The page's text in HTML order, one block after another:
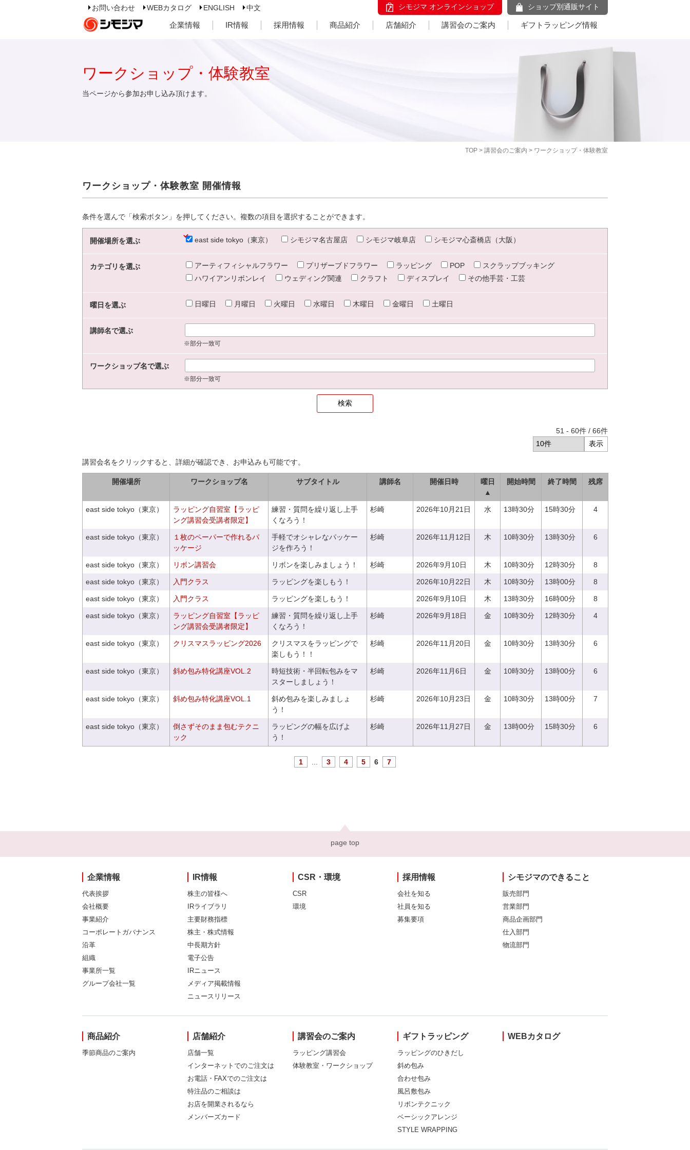
お問い合わせ WEBカタログ ENGLISH 中文 シモジマ オンラインショップ ショップ別通販サイト
企業情報 IR情報 採用情報 商品紹介 店舗紹介 講習会のご案内 ギフトラッピング情報
TOP > 講習会のご案内 > ワークショップ・体験教室
ワークショップ・体験教室
当ページから参加お申し込み頂けます。
ワークショップ・体験教室 開催情報
条件を選んで「検索ボタン」を押してください。複数の項目を選択することができます。
開催場所を選ぶ east side tokyo（東京） シモジマ名古屋店 シモジマ岐阜店 シモジマ心斎橋店（大阪）
カテゴリを選ぶ アーティフィシャルフラワー プリザーブドフラワー ラッピング POP
スクラップブッキング
ハワイアンリボンレイ
ウェディング関連 クラフト ディスプレイ その他手芸・工芸
曜日を選ぶ 日曜日 月曜日 火曜日 水曜日 木曜日 金曜日 土曜日
講師名で選ぶ
※部分一致可
ワークショップ名で選ぶ
※部分一致可
51 - 60件 / 66件
講習会名をクリックすると、詳細が確認でき、お申込みも可能です。
開催場所 ワークショップ名 サブタイトル 講師名 開催日時
曜日
▲
開始時間 終了時間 残席
east side tokyo（東京）
ラッピング自習室【ラッピ
ング講習会受講者限定】
練習・質問を繰り返し上手
くなろう！
杉崎 2026年10月21日 水 13時30分 15時30分 4
east side tokyo（東京）
１枚のペーパーで作れるパ
ッケージ
手軽でオシャレなパッケー
ジを作ろう！
杉崎 2026年11月12日 木 10時30分 13時30分 6
east side tokyo（東京） リボン講習会 リボンを楽しみましょう！ 杉崎 2026年9月10日 木 10時30分 12時30分 8
east side tokyo（東京） 入門クラス ラッピングを楽しもう！ 2026年10月22日 木 10時30分 13時00分 8
east side tokyo（東京） 入門クラス ラッピングを楽しもう！ 2026年9月10日 木 13時30分 16時00分 8
east side tokyo（東京）
ラッピング自習室【ラッピ
ング講習会受講者限定】
練習・質問を繰り返し上手
くなろう！
杉崎 2026年9月18日 金 10時30分 12時30分 4
east side tokyo（東京） クリスマスラッピング2026
クリスマスをラッピングで
楽しもう！！
杉崎 2026年11月20日 金 10時30分 13時30分 6
east side tokyo（東京） 斜め包み特化講座VOL.2
時短技術・半回転包みをマ
スターしましょう！
杉崎 2026年11月6日 金 10時30分 13時00分 6
east side tokyo（東京） 斜め包み特化講座VOL.1
斜め包みを楽しみましょ
う！
杉崎 2026年10月23日 金 10時30分 13時00分 7
east side tokyo（東京）
倒さずそのまま包むテクニ
ック
ラッピングの幅を広げよ
う！
杉崎 2026年11月27日 金 13時00分 15時30分 6
1 3 4 5 6 7
page top
企業情報
代表挨拶
会社概要
事業紹介
コーポレートガバナンス
沿革
組織
事業所一覧
グループ会社一覧
IR情報
株主の皆様へ
IRライブラリ
主要財務指標
株主・株式情報
中長期方針
電子公告
IRニュース
メディア掲載情報
ニュースリリース
CSR・環境
CSR
環境
採用情報
会社を知る
社員を知る
募集要項
シモジマのできること
販売部門
営業部門
商品企画部門
仕入部門
物流部門
商品紹介
季節商品のご案内
店舗紹介
店舗一覧
インターネットでのご注文は
お電話・FAXでのご注文は
特注品のご相談は
お店を開業されるなら
メンバーズカード
講習会のご案内
ラッピング講習会
体験教室・ワークショップ
ギフトラッピング
ラッピングのひきだし
斜め包み
合わせ包み
風呂敷包み
リボンテクニック
ベーシックアレンジ
STYLE WRAPPING
WEBカタログ